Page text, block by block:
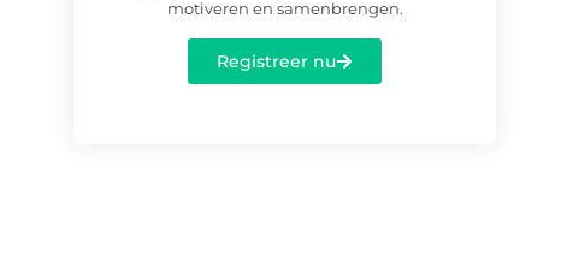
motiveren en samenbrengen.
Registreer nu